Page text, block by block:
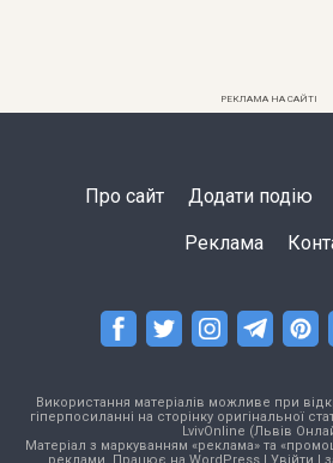
РЕКЛАМА НА САЙТІ
Про сайт Додати подію
Реклама
Використання матеріалів можливе при
гіперпосиланні на сторінку оригінальної
LvivOnline (Львів
Матеріал з маркуванням «реклама» та